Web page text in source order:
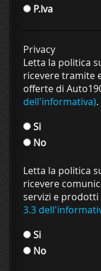
P.Iva
Privacy
Letta la politica
ricevere tramite
offerte di
dell'informativa).
Si
No
Letta la politica
ricevere
servizi e
3.3
Si
No